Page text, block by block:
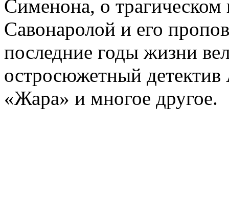
Сименона, о трагическом
Савонаролой и его
последние годы жизни
остросюжетный детектив
«Жара» и многое другое.